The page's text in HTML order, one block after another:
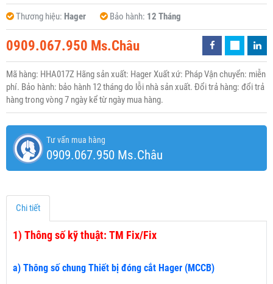
Thương hiệu: Hager Bảo hành: 12 Tháng
0909.067.950 Ms.Châu
Mã hàng: HHA017Z Hãng sản xuất: Hager Xuất xứ: Pháp Vận chuyển: miễn
phí. Bảo hành: bảo hành 12 tháng do lỗi nhà sản xuất. Đổi trả hàng: đổi trả
hàng trong vòng 7 ngày kể từ ngày mua hàng.
Tư vấn mua hàng
0909.067.950 Ms.Châu
Chi tiết
1) Thông số kỹ thuật: TM Fix/Fix
a) Thông số chung Thiết bị đóng cắt Hager (MCCB)